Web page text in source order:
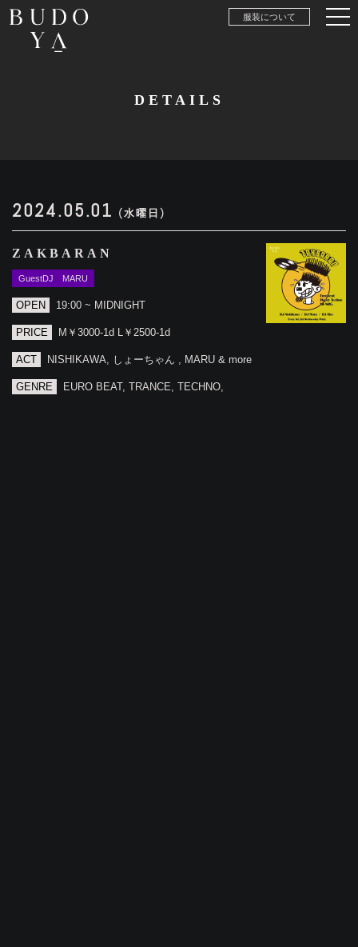
服装について
DETAILS
2024.05.01 (水曜日)
ZAKBARAN
GuestDJ MARU
OPEN 19:00 ~ MIDNIGHT
PRICE M￥3000-1d L￥2500-1d
ACT NISHIKAWA, しょーちゃん , MARU & more
GENRE EURO BEAT, TRANCE, TECHNO,